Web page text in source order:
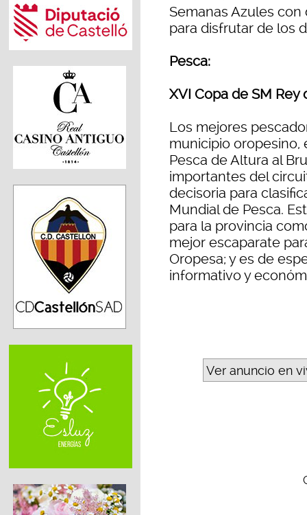
Semanas Azules
para disfrutar de los
Pesca:
XVI Copa de SM Rey
Los mejores
municipio oropesino,
Pesca de Altura al
importantes del
decisoria para
Mundial de Pesca.
para la provincia
mejor escaparate
Oropesa; y es de
informativo y
Ver anuncio en